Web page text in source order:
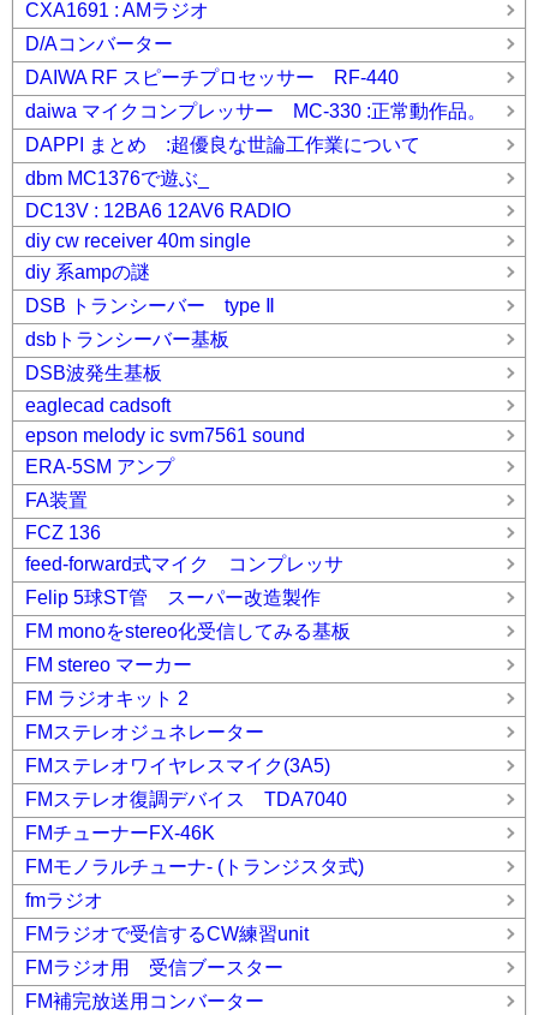
CXA1691 : AMラジオ
D/Aコンバーター
DAIWA RF スピーチプロセッサー RF-440
daiwa マイクコンプレッサー MC-330 :正常動作品。
DAPPI まとめ :超優良な世論工作業について
dbm MC1376で遊ぶ_
DC13V : 12BA6 12AV6 RADIO
diy cw receiver 40m single
diy 系ampの謎
DSB トランシーバー type Ⅱ
dsbトランシーバー基板
DSB波発生基板
eaglecad cadsoft
epson melody ic svm7561 sound
ERA-5SM アンプ
FA装置
FCZ 136
feed-forward式マイク コンプレッサ
Felip 5球ST管 スーパー改造製作
FM monoをstereo化受信してみる基板
FM stereo マーカー
FM ラジオキット 2
FMステレオジュネレーター
FMステレオワイヤレスマイク(3A5)
FMステレオ復調デバイス TDA7040
FMチューナーFX-46K
FMモノラルチューナ- (トランジスタ式)
fmラジオ
FMラジオで受信するCW練習unit
FMラジオ用 受信ブースター
FM補完放送用コンバーター